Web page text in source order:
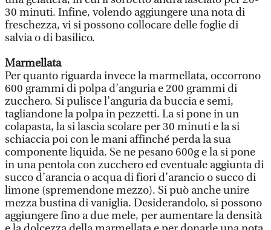
30 minuti. Infine, volendo aggiungere una nota di
freschezza, vi si possono collocare delle foglie di
salvia o di basilico.
Marmellata
Per quanto riguarda invece la marmellata, occorrono
600 grammi di polpa d’anguria e 200 grammi di
zucchero. Si pulisce l’anguria da buccia e semi,
tagliandone la polpa in pezzetti. La si pone in un
colapasta, la si lascia scolare per 30 minuti e la si
schiaccia poi con le mani affinché perda la sua
componente liquida. Se ne pesano 600g e la si pone
in una pentola con zucchero ed eventuale aggiunta di
succo d’arancia o acqua di fiori d’arancio o succo di
limone (spremendone mezzo). Si può anche unire
mezza bustina di vaniglia. Desiderandolo, si possono
aggiungere fino a due mele, per aumentare la densità